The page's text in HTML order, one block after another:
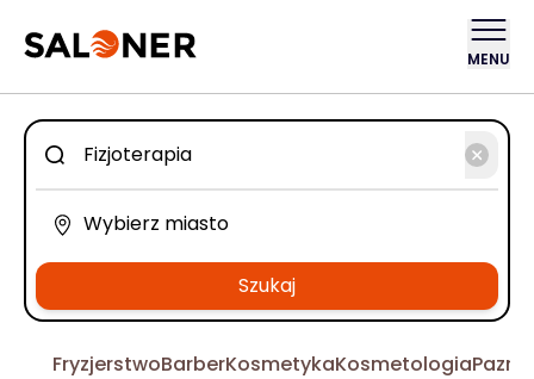
MENU
Szukaj
FryzjerstwoBarberKosmetykaKosmetologia